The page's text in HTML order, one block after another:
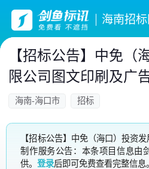
海南招标
【招标公告】中免（
限公司图文印刷及广
海南-海口市 招标
【招标公告】中免（海口）投资
制作服务公告：本条项目信息由
供。登录后即可免费查看完整信息